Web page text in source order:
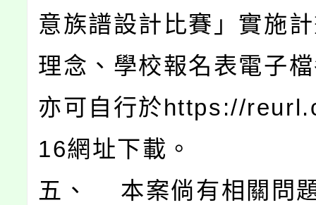
意族譜設計比賽」實施
理念、學校報名表電子
亦可自行於https://
16網址下載。
五、 本案倘有相關問